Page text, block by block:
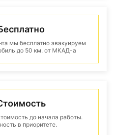
мы бесплатно эвакуируем
до 50 км. от МКАД-а
до начала работы.
в приоритете.